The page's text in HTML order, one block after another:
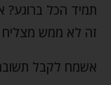
תמיד הכל ברוגע?
זה לא ממש מצליח
אשמח לקבל